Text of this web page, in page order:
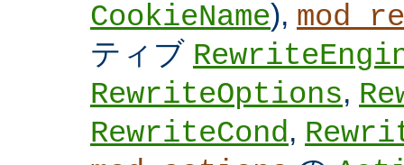
CookieName),
ティブ
RewriteOptions,
RewriteCond,